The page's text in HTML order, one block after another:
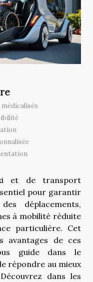
et de transport
pour garantir
déplacements,
à mobilité réduite
particulière. Cet
avantages de ces
guide dans le
répondre au mieux
dans les